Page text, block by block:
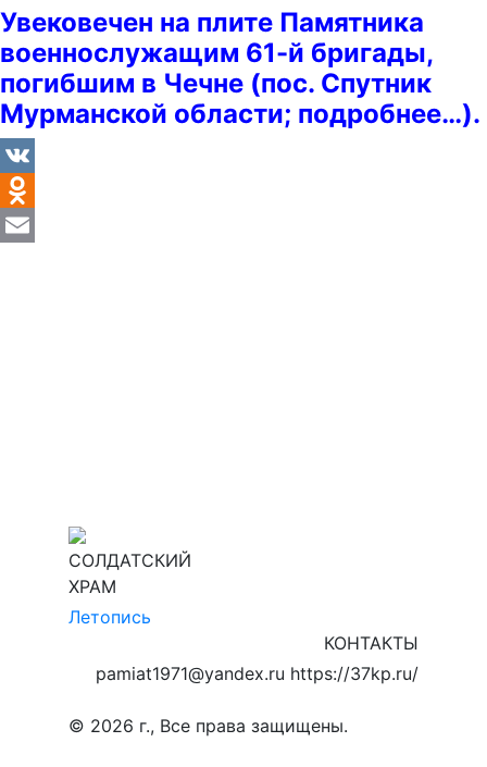
Увековечен на плите Памятника
военнослужащим 61-й бригады,
погибшим в Чечне (пос. Спутник
Мурманской области; подробнее…).
VK
Odnoklassniki
СОЛДАТСКИЙ
ХРАМ
Летопись
КОНТАКТЫ
pamiat1971@yandex.ru https://37kp.ru/
© 2026 г., Все права защищены.